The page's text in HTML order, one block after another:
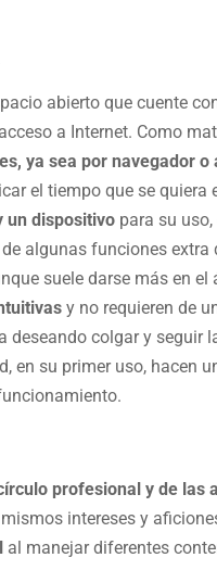
abierto que cuente
a Internet. Como
ya sea por navegador
el tiempo que se
un dispositivo para su
algunas funciones
suele darse más en
y no requieren de
deseando colgar y seguir
en su primer uso, hacen
profesional y de las
intereses y
al manejar diferentes